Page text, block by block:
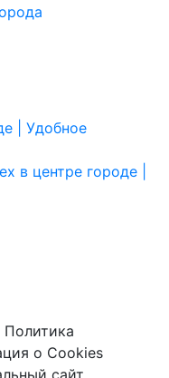
в центре городе |
Политика
о Cookies
сайт.